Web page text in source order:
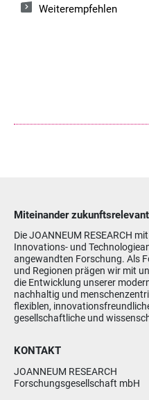
Weiterempfehlen
Miteinander zukunftsrelevant
Die JOANNEUM RESEARCH
Innovations- und
angewandten Forschung. Als
und Regionen prägen wir mit
die Entwicklung unserer
nachhaltig und
flexiblen,
gesellschaftliche und
KONTAKT
JOANNEUM RESEARCH
Forschungsgesellschaft mbH